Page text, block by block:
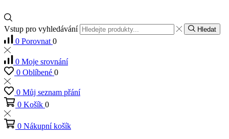
Vstup pro vyhledávání Hledat
0 Porovnat 0
0 Moje srovnání
0 Oblíbené 0
0 Můj seznam přání
0 Košík 0
0 Nákupní košík